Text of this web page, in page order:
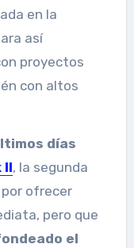
en la
así
proyectos
con altos
días
II, la segunda
ofrecer
pero que
el